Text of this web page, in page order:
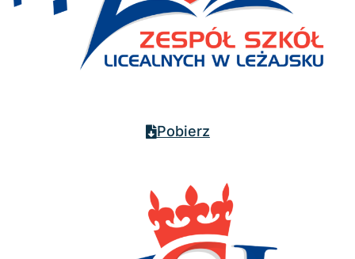
Pobierz